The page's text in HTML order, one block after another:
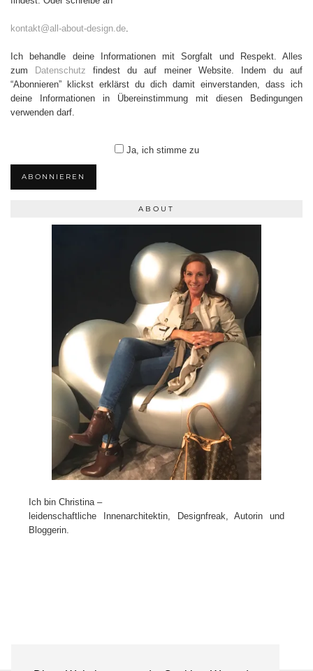
kontakt@all-about-design.de.
Ich behandle deine Informationen mit Sorgfalt und Respekt. Alles
zum
Datenschutz findest du auf meiner Website. Indem du auf
“Abonnieren” klickst erklärst du dich damit einverstanden, dass ich
deine Informationen in Übereinstimmung mit diesen Bedingungen
verwenden darf.
Ja, ich stimme zu
ABONNIEREN
ABOUT
Ich bin Christina –
leidenschaftliche Innenarchitektin, Designfreak, Autorin und
Bloggerin.